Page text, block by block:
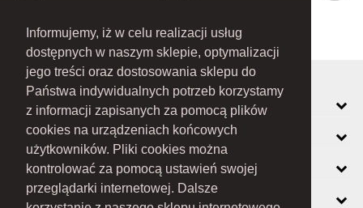
Informujemy, iż w celu realizacji usług
dostępnych w naszym sklepie, optymalizacji
jego treści oraz dostosowania sklepu do
Państwa indywidualnych potrzeb korzystamy
z informacji zapisanych za pomocą plików
cookies na urządzeniach końcowych
użytkowników. Pliki cookies można
kontrolować za pomocą ustawień swojej
przeglądarki internetowej. Dalsze
MOJE KONTO
INFORMACJE
O FIRMIE
ZOBACZ RÓWNIEŻ